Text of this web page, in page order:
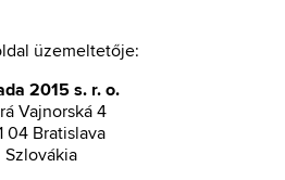
üzemeltetője:
2015 s. r. o.
Vajnorská 4
04 Bratislava
Szlovákia